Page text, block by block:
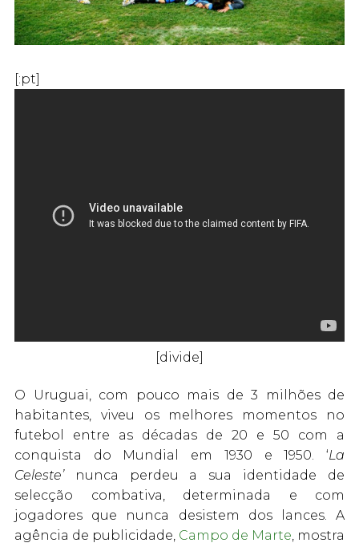
[:pt]
[divide]
O Uruguai, com pouco mais de 3 milhões de
habitantes, viveu os melhores momentos no
futebol entre as décadas de 20 e 50 com a
conquista do Mundial em 1930 e 1950. ‘La
Celeste’nunca perdeu a sua identidade de
selecção combativa, determinada e com
jogadores que nunca desistem dos lances. A
agência de publicidade, Campo de Marte, mostra